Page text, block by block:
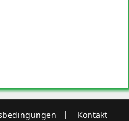
Kontakt